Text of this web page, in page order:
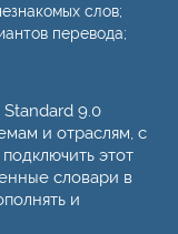
слов;
перевода;
Standard 9.0
и отраслям, с
этот
словари в
и